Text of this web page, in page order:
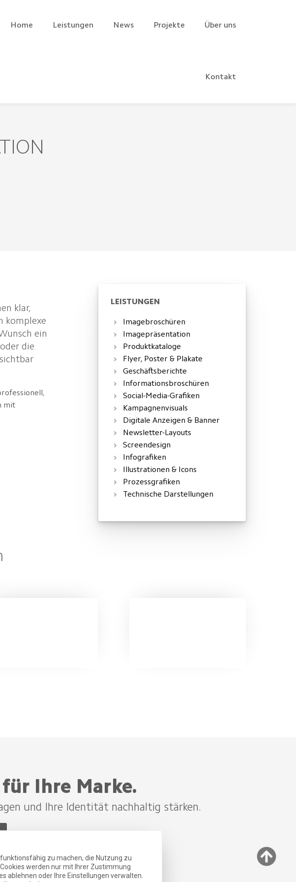
zu machen, die Nutzung zu
werden nur mit Ihrer Zustimmung
ablehnen oder Ihre Einstellungen verwalten.
Home Leistungen News Projekte Über uns
Kontakt
klar,
komplexe
ein
die
mit
LEISTUNGEN
Imagebroschüren
Imagepräsentation
Produktkataloge
Flyer, Poster & Plakate
Geschäftsberichte
Informationsbroschüren
Social-Media-Grafiken
Kampagnenvisuals
Digitale Anzeigen & Banner
Newsletter-Layouts
Screendesign
Infografiken
Illustrationen & Icons
Prozessgrafiken
Technische Darstellungen
Ihre Marke.
und Ihre Identität nachhaltig stärken.